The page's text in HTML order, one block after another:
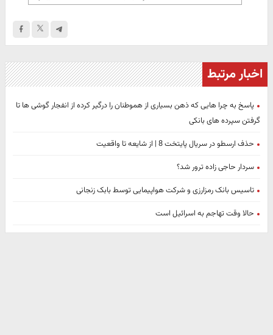
اخبار مرتبط
پاسخ به چرا هایی که ذهن بسیاری از هموطنان را درگیر کرده از انفجار گوشی ها تا
گرفتن سپرده های بانکی
حذف ارسطو در سریال پایتخت 8 | از شایعه تا واقعیت
سردار حاجی زاده ترور شد؟
تاسیس بانک رمزارزی و شرکت هواپیمایی توسط بابک زنجانی
حالا وقت تهاجم به اسرائیل است